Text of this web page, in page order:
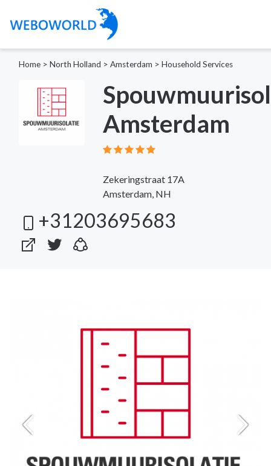
Home > North Holland > Amsterdam > Household Services
Amsterdam
Zekeringstraat 17A
Amsterdam, NH
+31203695683